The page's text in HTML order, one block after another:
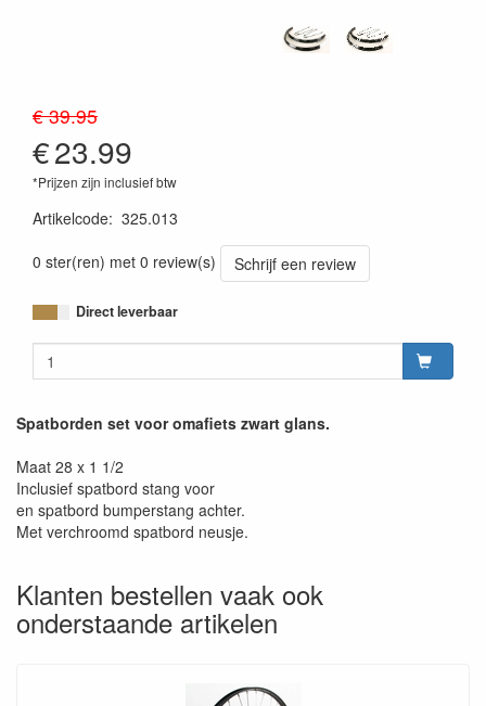
€ 39.95
€23.99
*Prijzen zijn inclusief btw
Artikelcode: 325.013
0 ster(ren) met 0 review(s)
Schrijf een review
Direct leverbaar
Spatborden set voor omafiets zwart glans.
Maat 28 x 1 1/2
Inclusief spatbord stang voor
en spatbord bumperstang achter.
Met verchroomd spatbord neusje.
Klanten bestellen vaak ook
onderstaande artikelen